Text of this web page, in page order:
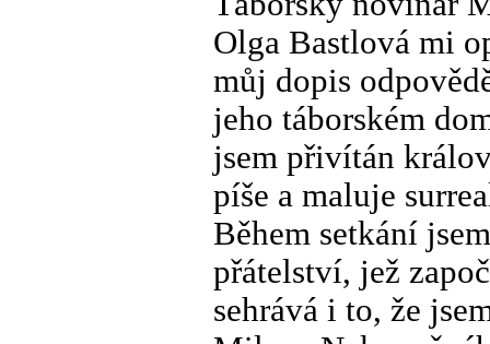
Olga Bastlová mi
můj dopis
jeho táborském
jsem přivítán
píše a maluje
Během setkání
přátelství, jež
sehrává i to, že